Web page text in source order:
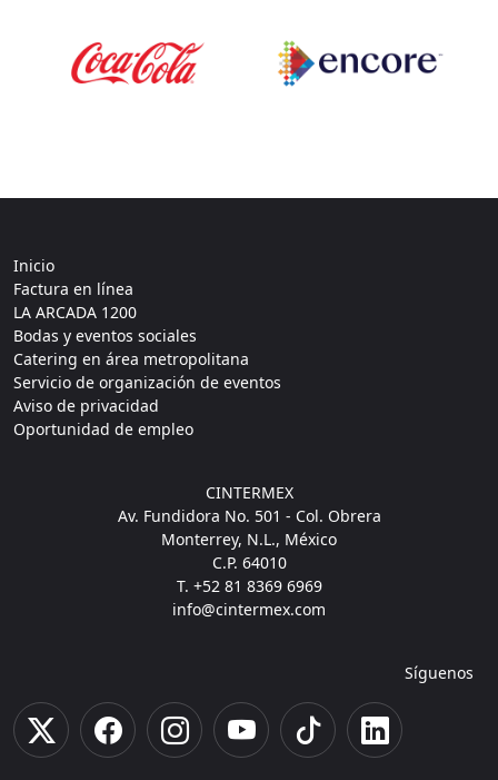
Inicio
Factura en línea
LA ARCADA 1200
Bodas y eventos sociales
Catering en área metropolitana
Servicio de organización de eventos
Aviso de privacidad
Oportunidad de empleo
CINTERMEX
Av. Fundidora No. 501 - Col. Obrera
Monterrey, N.L., México
C.P. 64010
T. +52 81 8369 6969
info@cintermex.com
Síguenos